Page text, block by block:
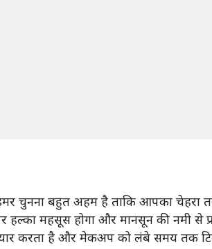
चुनना बहुत अहम है ताकि आपका चेहरा
महसूस होगा और मानसून की नमी से
करता है और मेकअप को लंबे समय तक